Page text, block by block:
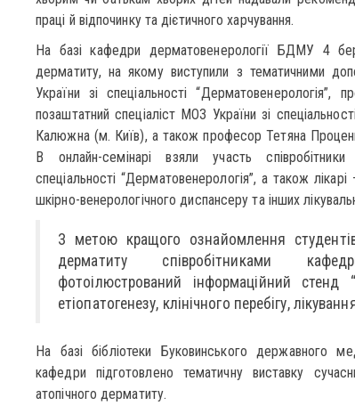
праці й відпочинку та дієтичного харчування.
На базі кафедри дерматовенерології БДМУ 4
дерматиту, на якому виступили з тематичними
України зі спеціальності
позаштатний спеціаліст МОЗ України зі
Калюжна (м. Київ), а також професор Тетяна
В онлайн-семінарі взяли участь співробітники
спеціальності “Дерматовенерологія”, а також
шкірно-венерологічного диспансеру та інших
З метою кращого ознайомлення
дерматиту співробітниками
фотоілюстрований інформаційний стенд
етіопатогенезу, клінічного перебігу,
На базі бібліотеки Буковинського державного
кафедри підготовлено тематичну виставку
атопічного дерматиту.